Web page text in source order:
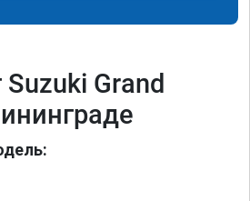
Grand